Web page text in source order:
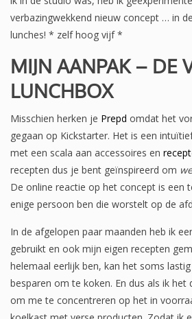
verbazingwekkend nieuw concept … in
lunches! * zelf hoog vijf *
MIJN AANPAK – DE
LUNCHBOX
Misschien herken je Prepd omdat het
gegaan op Kickstarter. Het is een
met een scala aan accessoires en
recepten dus je bent geïnspireerd om
De online reactie op het concept is een
enige persoon ben die worstelt op de
In de afgelopen paar maanden heb ik
gebruikt en ook mijn eigen recepten
helemaal eerlijk ben, kan het soms
besparen om te koken. En dus als ik het
om me te concentreren op het in